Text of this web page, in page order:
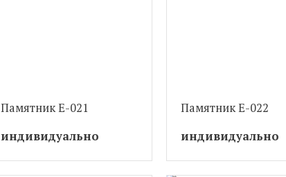
Памятник Е-021
индивидуально
Памятник Е-022
индивидуально